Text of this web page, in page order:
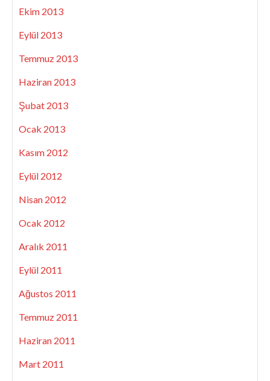
Ekim 2013
Eylül 2013
Temmuz 2013
Haziran 2013
Şubat 2013
Ocak 2013
Kasım 2012
Eylül 2012
Nisan 2012
Ocak 2012
Aralık 2011
Eylül 2011
Ağustos 2011
Temmuz 2011
Haziran 2011
Mart 2011